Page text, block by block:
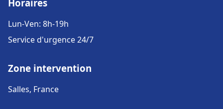
Horaires
Lun-Ven: 8h-19h
Service d'urgence 24/7
Zone intervention
Salles, France